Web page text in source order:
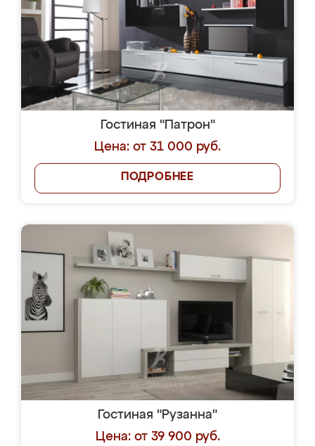
Гостиная "Патрон"
Цена: от 31 000 руб.
ПОДРОБНЕЕ
Гостиная "Рузанна"
Цена: от 39 900 руб.